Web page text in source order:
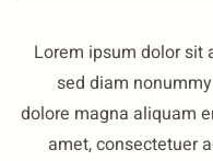
Lorem ipsum dolor
sed diam
dolore magna
amet,